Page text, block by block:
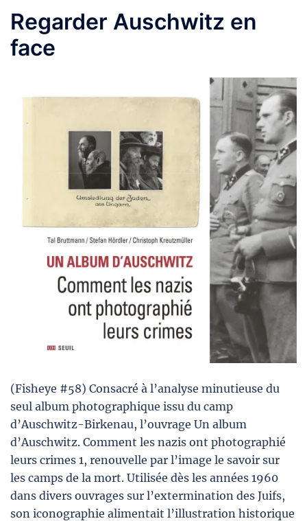
Regarder Auschwitz en
face
(Fisheye #58) Consacré à l’analyse minutieuse du
seul album photographique issu du camp
d’Auschwitz-Birkenau, l’ouvrage Un album
d’Auschwitz. Comment les nazis ont photographié
leurs crimes 1, renouvelle par l’image le savoir sur
les camps de la mort. Utilisée dès les années 1960
dans divers ouvrages sur l’extermination des Juifs,
son iconographie alimentait l’illustration historique